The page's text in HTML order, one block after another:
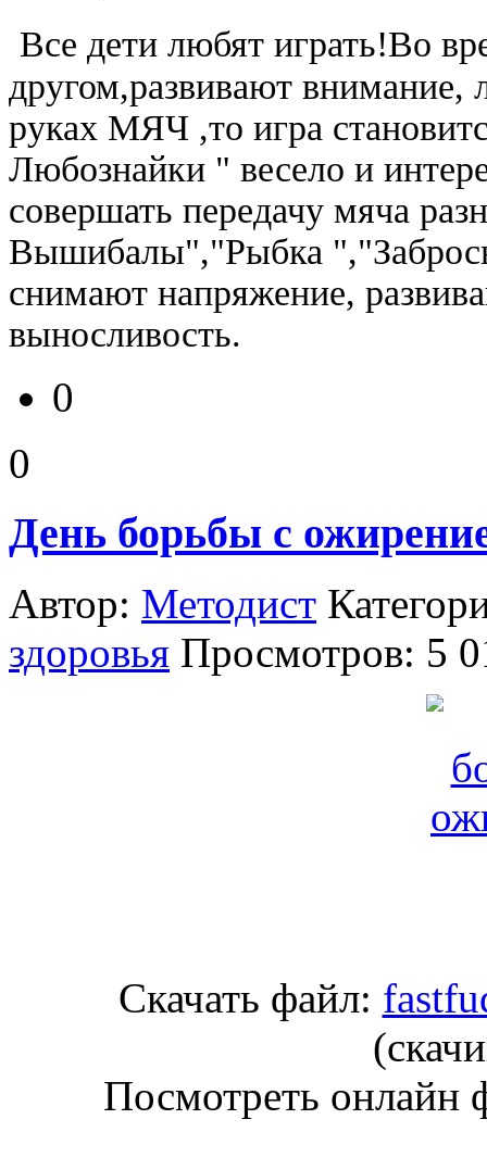
Все дети любят играть!Во
другом,развивают
руках МЯЧ ,то игра
Любознайки " весело и
совершать передачу мяча
Вышибалы","Рыбка
снимают напряжение,
выносливость.
0
0
День борьбы с
Автор: Методист
здоровья Просмотров: 5
Скачать файл:
Посмотреть онлайн